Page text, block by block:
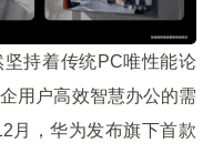
持着传统PC唯性能论
用户高效智慧办公的需
月，华为发布旗下首款